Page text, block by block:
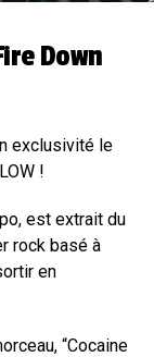
Down
exclusivité le
!
est extrait du
rock basé à
en
“Cocaine